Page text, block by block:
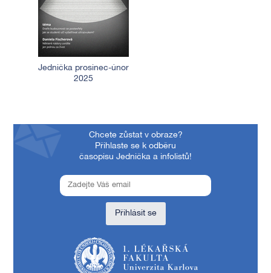
Jednička prosinec-únor
2025
Chcete zůstat v obraze?
Přihlaste se k odběru
časopisu Jednička a infolistů!
Přihlásit se